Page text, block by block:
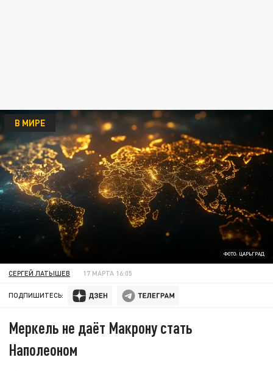
ФОТО: ЦАРЬГРАД
В МИРЕ
СЕРГЕЙ ЛАТЫШЕВ 17 МАРТА 16:05
ПОДПИШИТЕСЬ:
Меркель не даёт Макрону стать
Наполеоном